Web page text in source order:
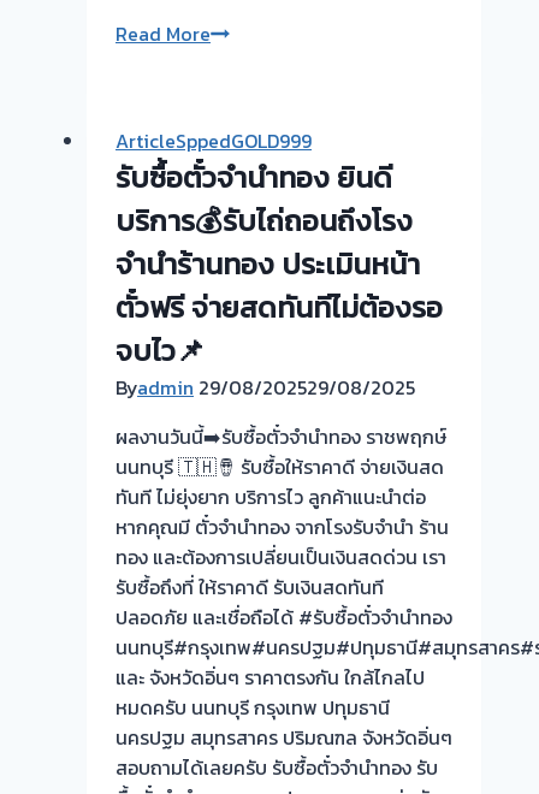
Read Moreรับ
ทอง
|
รับ
ซื้อ
ตั่ว
จำนำ
ไทรน้อย
นนทบุรี
ให้
ราคา
สูง
จ่าย
เงินสด
ทันที
ArticleSppedGOLD999
รับซื้อตั๋วจำนำทอง ยินดี
บริการ💰รับไถ่ถอนถึงโรง
จำนำร้านทอง ประเมินหน้า
ตั๋วฟรี จ่ายสดทันทีไม่ต้องรอ
จบไว📌
Byadmin 29/08/202529/08/2025
ผลงานวันนี้➡️รับซื้อตั๋วจำนำทอง ราชพฤกษ์
นนทบุรี 🇹🇭🪘 รับซื้อให้ราคาดี จ่ายเงินสด
ทันที ไม่ยุ่งยาก บริการไว ลูกค้าแนะนำต่อ
หากคุณมี ตั๋วจำนำทอง จากโรงรับจำนำ ร้าน
ทอง และต้องการเปลี่ยนเป็นเงินสดด่วน เรา
รับซื้อถึงที่ ให้ราคาดี รับเงินสดทันที
ปลอดภัย และเชื่อถือได้ #รับซื้อตั๋วจำนำทอง
นนทบุรี#กรุงเทพ#นครปฐม#ปทุมธานี#สมุทรสาคร#
และ จังหวัดอิ่นๆ ราคาตรงกัน ใกล้ไกลไป
หมดครับ นนทบุรี กรุงเทพ ปทุมธานี
นครปฐม สมุทรสาคร ปริมณฑล จังหวัดอิ่นๆ
สอบถามได้เลยครับ รับซื้อตั๋วจำนำทอง รับ